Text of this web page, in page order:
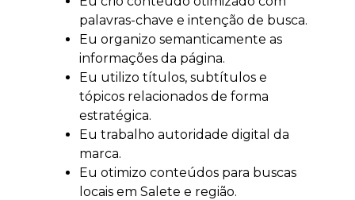
palavras-chave e intenção de busca.
Eu organizo semanticamente as
informações da página.
Eu utilizo títulos, subtítulos e
tópicos relacionados de forma
estratégica.
Eu trabalho autoridade digital da
marca.
Eu otimizo conteúdos para buscas
locais em Salete e região.